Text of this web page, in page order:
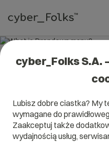
What is
It will help you better
Dropdown menuand what
everyday use.
cyber_Folks S.A.
Lubisz dobre ciastka? My
wymagane do
Zaakceptuj także
wydajnością usług,